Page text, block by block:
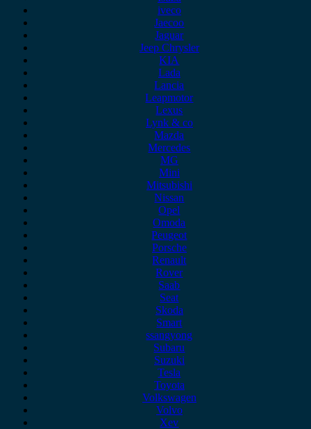
iveco
Jaecoo
Jaguar
Jeep Chrysler
KIA
Lada
Lancia
Leapmotor
Lexus
Lynk & co
Mazda
Mercedes
MG
Mini
Mitsubishi
Nissan
Opel
Omoda
Peugeot
Porsche
Renault
Rover
Saab
Seat
Skoda
Smart
ssangyong
Subaru
Suzuki
Tesla
Toyota
Volkswagen
Volvo
Xev